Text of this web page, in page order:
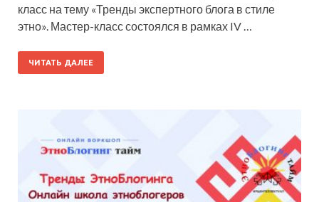
класс на тему «Тренды экспертного блога в стиле
этно». Мастер-класс состоялся в рамках IV …
ЧИТАТЬ ДАЛЕЕ